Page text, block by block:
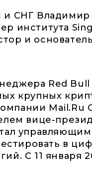
и СНГ
института
и
Red Bull
крупных
Mail.Ru
вице-
в
С 11 января